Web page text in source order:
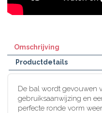
Omschrijving
Productdetails
De bal wordt gevouwen
gebruiksaanwijzing en
perfecte ronde vorm